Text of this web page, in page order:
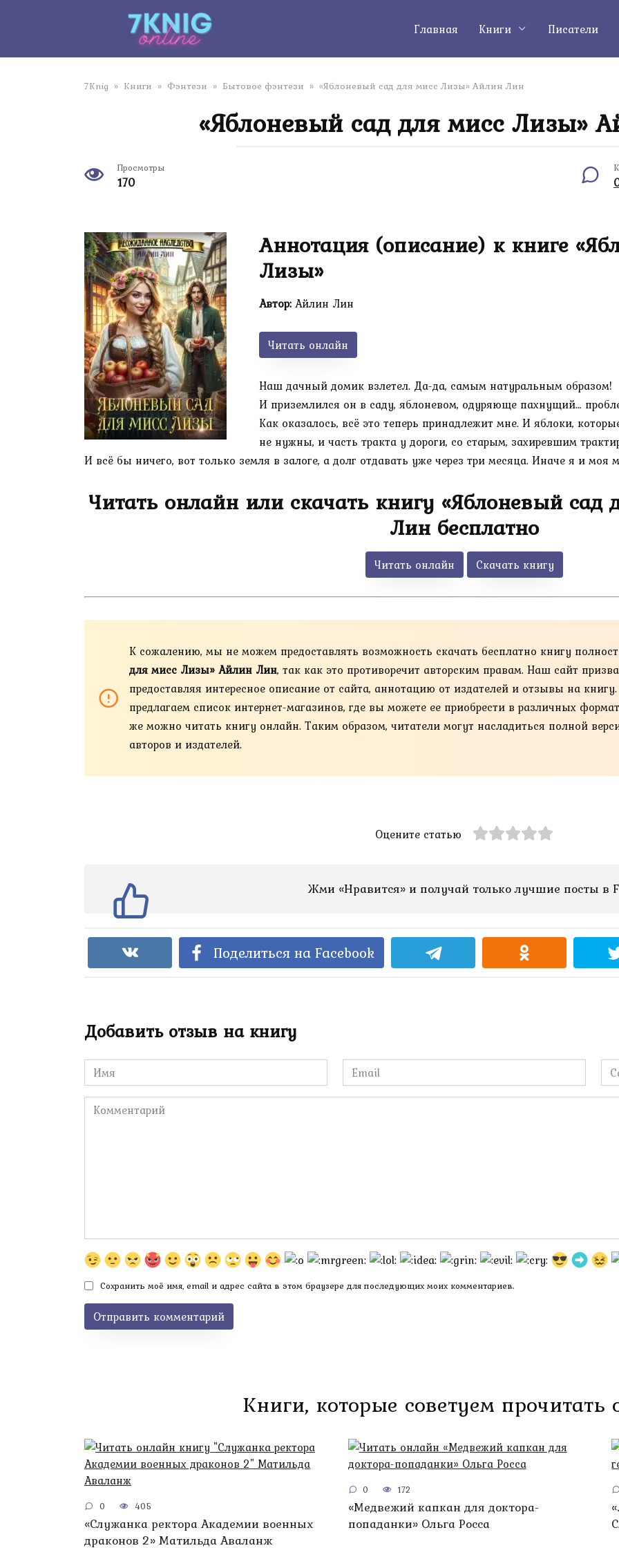
Главная Книги Писатели
7Knig » Книги » Фэнтези » Бытовое фэнтези » «Яблоневый сад для мисс Лизы» Айлин Лин
«Яблоневый сад для мисс Лизы»
Просмотры
170
Аннотация (описание) к книге
Лизы»
Автор:Айлин Лин
Читать онлайн
Наш дачный домик взлетел. Да-да, самым натуральным образом!
И приземлился он в саду, яблоневом, одуряюще пахнущий…
Как оказалось, всё это теперь принадлежит мне. И яблоки,
не нужны, и часть тракта у дороги, со старым, захиревшим
И всё бы ничего, вот только земля в залоге, а долг отдавать уже через три месяца. Иначе я и
Читать онлайн или скачать книгу «Яблоневый
Лин бесплатно
Читать онлайн Скачать книгу
К сожалению, мы не можем предоставлять возможность скачать бесплатно книгу
для мисс Лизы» Айлин Лин, так как это противоречит авторским правам. Наш сайт
предоставляя интересное описание от сайта, аннотацию от издателей и отзывы на
предлагаем список интернет-магазинов, где вы можете ее приобрести в различных
же можно читать книгу онлайн. Таким образом, читатели могут насладиться полной
авторов и издателей.
Оцените статью
Жми «Нравится» и получай только лучшие посты в
Поделиться на Facebook
Добавить отзыв на книгу
Имя
*
Email
*
Комментарий
Сохранить моё имя, email и адрес сайта в этом браузере для последующих моих комментариев.
Книги, которые советуем прочитать
0 405
«Служанка ректора Академии военных
драконов 2» Матильда Аваланж
0 172
«Медвежий капкан для доктора-
попаданки» Ольга Росса